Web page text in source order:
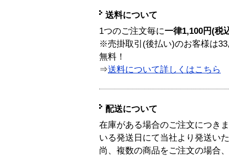
送料について
1つのご注文毎に一律1,100円(税
※売掛取引(後払い)のお客様は
無料！
⇒送料について詳しくはこちら
配送について
在庫がある場合のご注文につき
いる発送日にて当社より発送い
尚、複数の商品をご注文の場合